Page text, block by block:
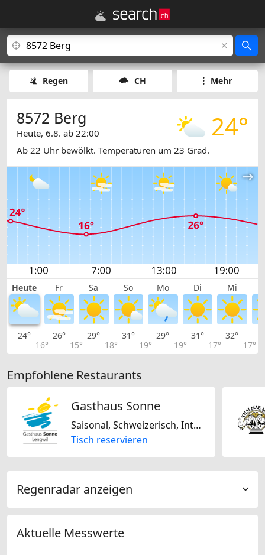
Regen CH Mehr
24°
8572 Berg
Heute, 6.8. ab 22:00
Ab 22 Uhr bewölkt. Temperaturen um 23 Grad.
Heute Fr Sa So Mo Di Mi
24°
16°
26°
15°
29°
18°
31°
19°
29°
19°
31°
17°
32°
17°
Empfohlene Restaurants
Gasthaus Sonne
Saisonal, Schweizerisch, International, Regional, Laktosefrei, Glutenfrei
Tisch reservieren
Regenradar anzeigen
Aktuelle Messwerte